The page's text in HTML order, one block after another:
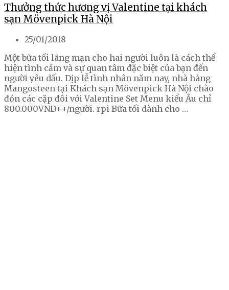
Thưởng thức hương vị Valentine tại khách
sạn Mövenpick Hà Nội
25/01/2018
Một bữa tối lãng mạn cho hai người luôn là cách thể
hiện tình cảm và sự quan tâm đặc biệt của bạn đến
người yêu dấu. Dịp lễ tình nhân năm nay, nhà hàng
Mangosteen tại Khách sạn Mövenpick Hà Nội chào
đón các cặp đôi với Valentine Set Menu kiểu Âu chỉ
800.000VND++/người. rpi Bữa tối dành cho …